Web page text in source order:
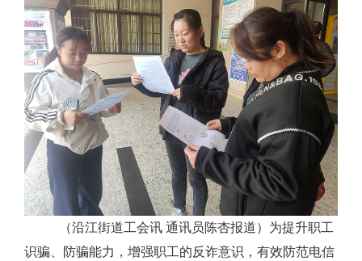
网上办事
互动回应
数据专题
（沿江街道工会讯 通讯员陈杏报道）为提升职工
识骗、防骗能力，增强职工的反诈意识，有效防范电信